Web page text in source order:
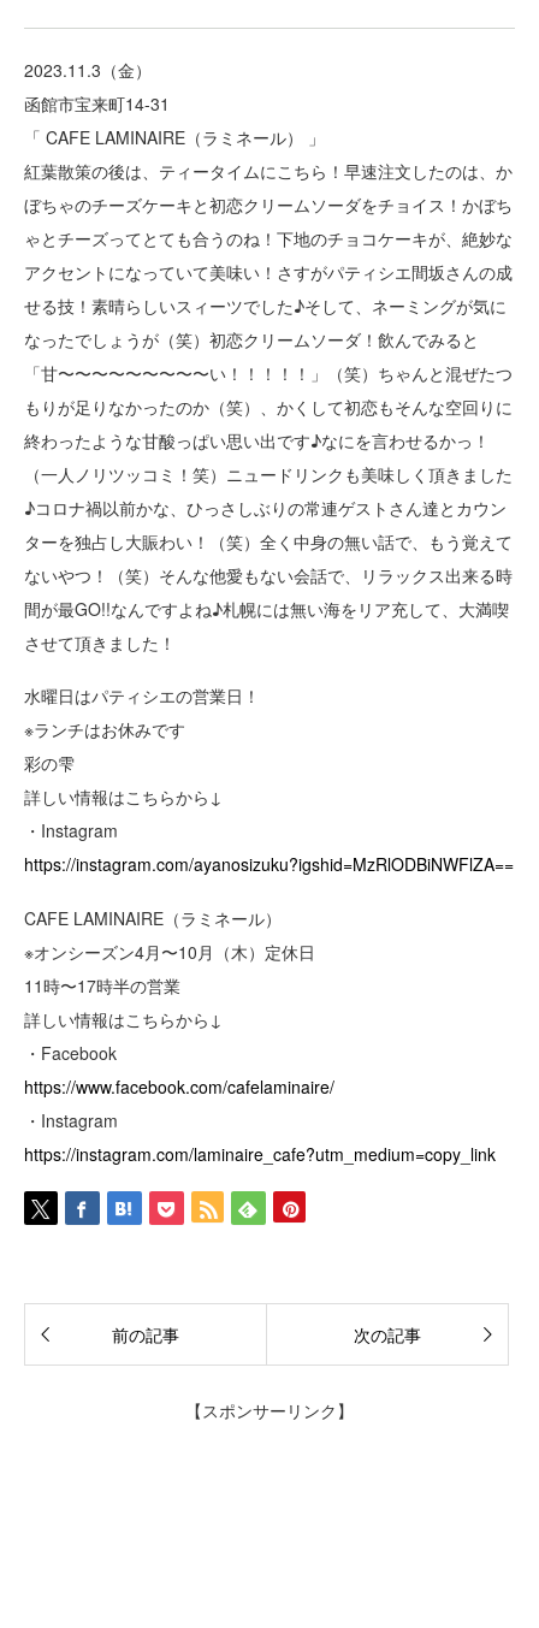
2023.11.3（金）
函館市宝来町14-31
「 CAFE LAMINAIRE（ラミネール） 」
紅葉散策の後は、ティータイムにこちら！早速注文したのは、か
ぼちゃのチーズケーキと初恋クリームソーダをチョイス！かぼち
ゃとチーズってとても合うのね！下地のチョコケーキが、絶妙な
アクセントになっていて美味い！さすがパティシエ間坂さんの成
せる技！素晴らしいスィーツでした♪そして、ネーミングが気に
なったでしょうが（笑）初恋クリームソーダ！飲んでみると
「甘〜〜〜〜〜〜〜〜〜い！！！！！」（笑）ちゃんと混ぜたつ
もりが足りなかったのか（笑）、かくして初恋もそんな空回りに
終わったような甘酸っぱい思い出です♪なにを言わせるかっ！
（一人ノリツッコミ！笑）ニュードリンクも美味しく頂きました
♪コロナ禍以前かな、ひっさしぶりの常連ゲストさん達とカウン
ターを独占し大賑わい！（笑）全く中身の無い話で、もう覚えて
ないやつ！（笑）そんな他愛もない会話で、リラックス出来る時
間が最GO!!なんですよね♪札幌には無い海をリア充して、大満喫
させて頂きました！
水曜日はパティシエの営業日！
※ランチはお休みです
彩の雫
詳しい情報はこちらから↓
・Instagram
https://instagram.com/ayanosizuku?igshid=MzRlODBiNWFlZA==
CAFE LAMINAIRE（ラミネール）
※オンシーズン4月〜10月（木）定休日
11時〜17時半の営業
詳しい情報はこちらから↓
・Facebook
https://www.facebook.com/cafelaminaire/
・Instagram
https://instagram.com/laminaire_cafe?utm_medium=copy_link
前の記事 次の記事
【スポンサーリンク】